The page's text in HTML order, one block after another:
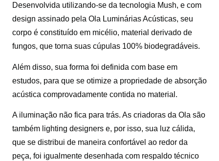
Desenvolvida utilizando-se da tecnologia Mush, e com
design assinado pela Ola Luminárias Acústicas, seu
corpo é constituído em micélio, material derivado de
fungos, que torna suas cúpulas 100% biodegradáveis.
Além disso, sua forma foi definida com base em
estudos, para que se otimize a propriedade de absorção
acústica comprovadamente contida no material.
A iluminação não fica para trás. As criadoras da Ola são
também lighting designers e, por isso, sua luz cálida,
que se distribui de maneira confortável ao redor da
peça, foi igualmente desenhada com respaldo técnico